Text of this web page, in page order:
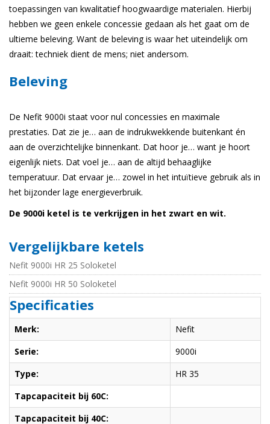
toepassingen van kwalitatief hoogwaardige materialen. Hierbij
hebben we geen enkele concessie gedaan als het gaat om de
ultieme beleving. Want de beleving is waar het uiteindelijk om
draait: techniek dient de mens; niet andersom.
Beleving
De Nefit 9000i staat voor nul concessies en maximale
prestaties. Dat zie je… aan de indrukwekkende buitenkant én
aan de overzichtelijke binnenkant. Dat hoor je… want je hoort
eigenlijk niets. Dat voel je… aan de altijd behaaglijke
temperatuur. Dat ervaar je… zowel in het intuïtieve gebruik als in
het bijzonder lage energieverbruik.
De 9000i ketel is te verkrijgen in het zwart en wit.
Vergelijkbare ketels
Nefit 9000i HR 25 Soloketel
Nefit 9000i HR 50 Soloketel
Specificaties
Merk:
Nefit
Serie:
9000i
Type:
HR 35
Tapcapaciteit bij 60C:
Tapcapaciteit bij 40C: